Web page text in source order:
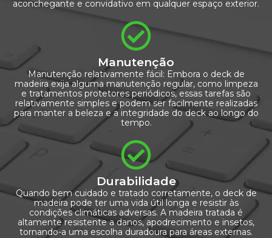
aconchegante e convidativo em qualquer espaço exterior.
Manutenção
Manutenção relativamente fácil: Embora o deck de
madeira exija alguma manutenção regular, como limpeza
e tratamentos protetores periódicos, essas tarefas são
relativamente simples e podem ser facilmente realizadas
para manter a beleza e a integridade do deck ao longo do
tempo.
Durabilidade
Quando bem cuidado e tratado corretamente, o deck de
madeira pode ter uma vida útil longa e resistir às
condições climáticas adversas. A madeira tratada é
altamente resistente a danos, apodrecimento e insetos,
tornando-a uma escolha duradoura para áreas externas.